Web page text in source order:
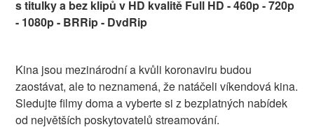
s titulky a bez klipů v HD kvalitě Full HD - 460p - 720p
- 1080p - BRRip - DvdRip
Kina jsou mezinárodní a kvůli koronaviru budou
zaostávat, ale to neznamená, že natáčeli víkendová kina.
Sledujte filmy doma a vyberte si z bezplatných nabídek
od největších poskytovatelů streamování.